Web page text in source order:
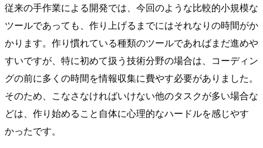
従来の手作業による開発では、今回のような比較的小規模な
ツールであっても、作り上げるまでにはそれなりの時間がか
かります。作り慣れている種類のツールであればまだ進めや
すいですが、特に初めて扱う技術分野の場合は、コーディン
グの前に多くの時間を情報収集に費やす必要がありました。
そのため、こなさなければいけない他のタスクが多い場合な
どは、作り始めること自体に心理的なハードルを感じやす
かったです。